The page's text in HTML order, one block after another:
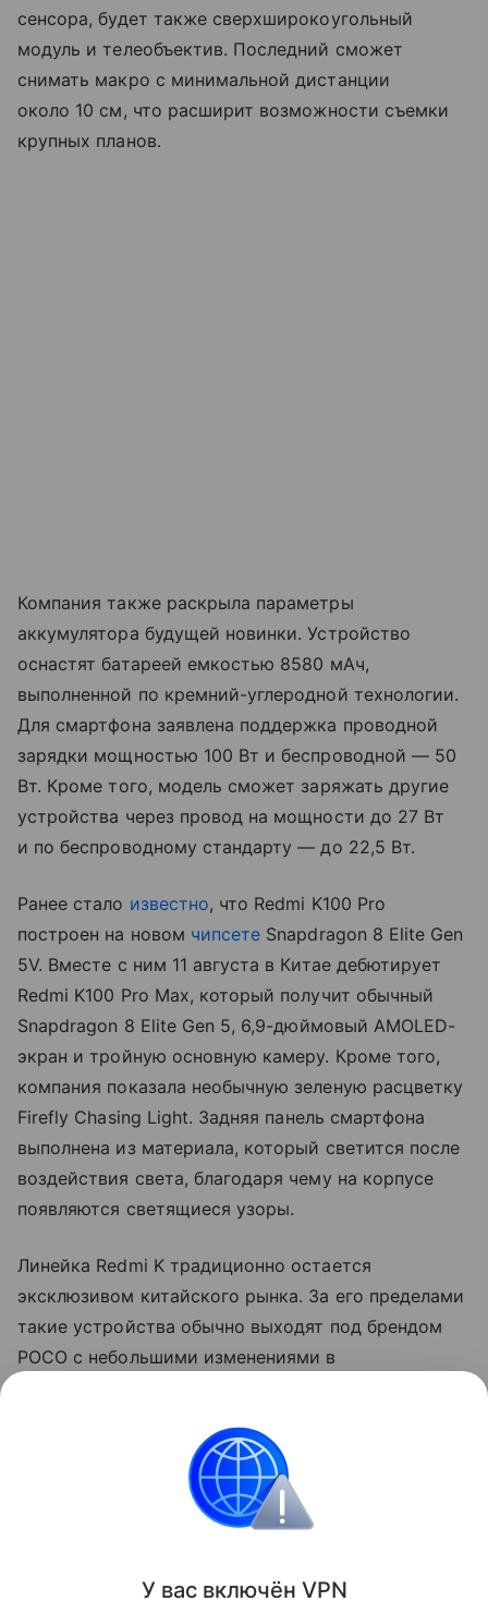
сенсора, будет также сверхширокоугольный
модуль и телеобъектив. Последний сможет
снимать макро с минимальной дистанции
около 10 см, что расширит возможности съемки
крупных планов.
Компания также раскрыла параметры
аккумулятора будущей новинки. Устройство
оснастят батареей емкостью 8580 мАч,
выполненной по кремний-углеродной технологии.
Для смартфона заявлена поддержка проводной
зарядки мощностью 100 Вт и беспроводной — 50
Вт. Кроме того, модель сможет заряжать другие
устройства через провод на мощности до 27 Вт
и по беспроводному стандарту — до 22,5 Вт.
Ранее стало известно, что Redmi K100 Pro
построен на новом чипсете Snapdragon 8 Elite Gen
5V. Вместе с ним 11 августа в Китае дебютирует
Redmi K100 Pro Max, который получит обычный
Snapdragon 8 Elite Gen 5, 6,9-дюймовый AMOLED-
экран и тройную основную камеру. Кроме того,
компания показала необычную зеленую расцветку
Firefly Chasing Light. Задняя панель смартфона
выполнена из материала, который светится после
воздействия света, благодаря чему на корпусе
появляются светящиеся узоры.
Линейка Redmi K традиционно остается
эксклюзивом китайского рынка. За его пределами
такие устройства обычно выходят под брендом
POCO с небольшими изменениями в
глобальном рынке как POCO F8 Ultra.
Поделиться
У вас включён VPN